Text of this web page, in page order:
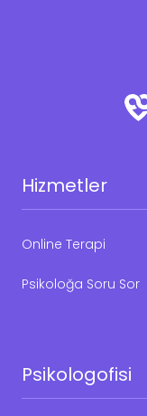
Hizmetler
Online Terapi
Psikoloğa Soru Sor
Psikologofisi